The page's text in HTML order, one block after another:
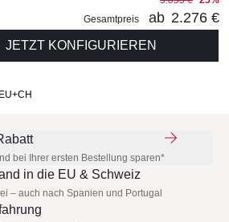
Gesamtpreis
ab 2.276 €
JETZT KONFIGURIEREN
bei Ihrer ersten Bestellung sparen*
in die EU & Schweiz
– auch nach Spanien und Portugal